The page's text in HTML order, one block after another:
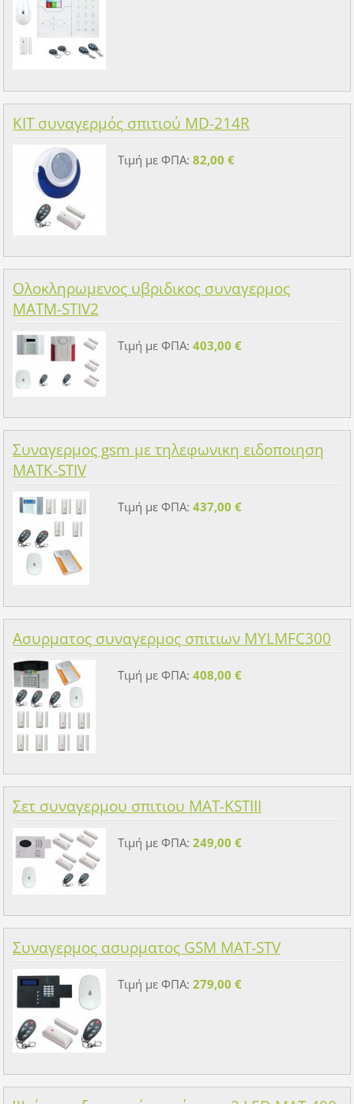
KIT συναγερμός σπιτιού MD-214R
Τιμή με ΦΠΑ: 82,00 €
Ολοκληρωμενος υβριδικος συναγερμος
MATM-STIV2
Τιμή με ΦΠΑ: 403,00 €
Συναγερμος gsm με τηλεφωνικη ειδοποιηση
MATK-STIV
Τιμή με ΦΠΑ: 437,00 €
Ασυρματος συναγερμος σπιτιων MYLMFC300
Τιμή με ΦΠΑ: 408,00 €
Σετ συναγερμου σπιτιου MAT-KSTIII
Τιμή με ΦΠΑ: 249,00 €
Συναγερμος ασυρματος GSM MAT-STV
Τιμή με ΦΠΑ: 279,00 €